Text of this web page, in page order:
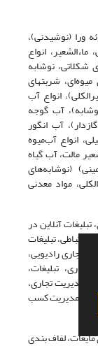
ورا (نوشیدنی)،
انواع
شکلاتی، نوشابه
شربتهای
انواع آب
آب گوجه
آب انگور
انواع آب‌میوه
مالت، آب گیاه
(نوشابه‌های
مواد معدنی
تبلیغات آنلاین در
ارتباطی، تبلیغات
تجاری رادیویی،
تبلیغات،
مدیریت تجاری،
مدیریت کسب
مایعات، لفاف بندی